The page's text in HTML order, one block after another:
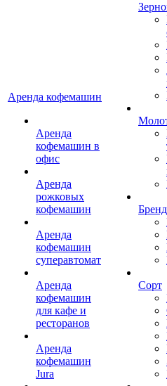
Аренда кофемашин
Аренда
кофемашин в
офис
Аренда
рожковых
кофемашин
Аренда
кофемашин
суперавтомат
Аренда
кофемашин
для кафе и
ресторанов
Аренда
кофемашин
Jura
Бренд
Сорт